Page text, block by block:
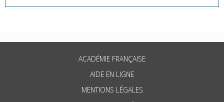
ACADÉMIE FRANÇAISE
AIDE EN LIGNE
MENTIONS LÉGALES